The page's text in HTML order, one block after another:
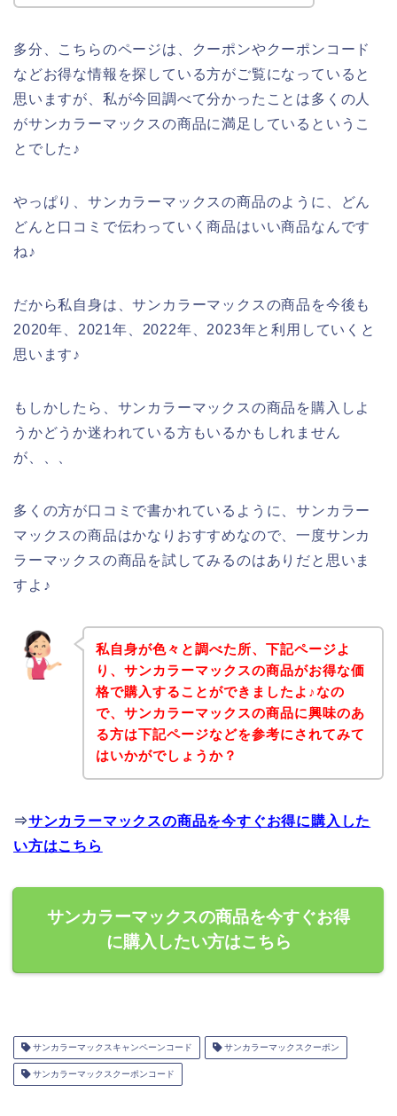
多分、こちらのページは、クーポンやクーポンコード
などお得な情報を探している方がご覧になっていると
思いますが、私が今回調べて分かったことは多くの人
がサンカラーマックスの商品に満足しているというこ
とでした♪
やっぱり、サンカラーマックスの商品のように、どん
どんと口コミで伝わっていく商品はいい商品なんです
ね♪
だから私自身は、サンカラーマックスの商品を今後も
2020年、2021年、2022年、2023年と利用していくと
思います♪
もしかしたら、サンカラーマックスの商品を購入しよ
うかどうか迷われている方もいるかもしれません
が、、、
多くの方が口コミで書かれているように、サンカラー
マックスの商品はかなりおすすめなので、一度サンカ
ラーマックスの商品を試してみるのはありだと思いま
すよ♪
私自身が色々と調べた所、下記ページよ
り、サンカラーマックスの商品がお得な価
格で購入することができましたよ♪なの
で、サンカラーマックスの商品に興味のあ
る方は下記ページなどを参考にされてみて
はいかがでしょうか？
⇒サンカラーマックスの商品を今すぐお得に購入した
い方はこちら
サンカラーマックスの商品を今すぐお得
に購入したい方はこちら
サンカラーマックスキャンペーンコード サンカラーマックスクーポン
サンカラーマックスクーポンコード